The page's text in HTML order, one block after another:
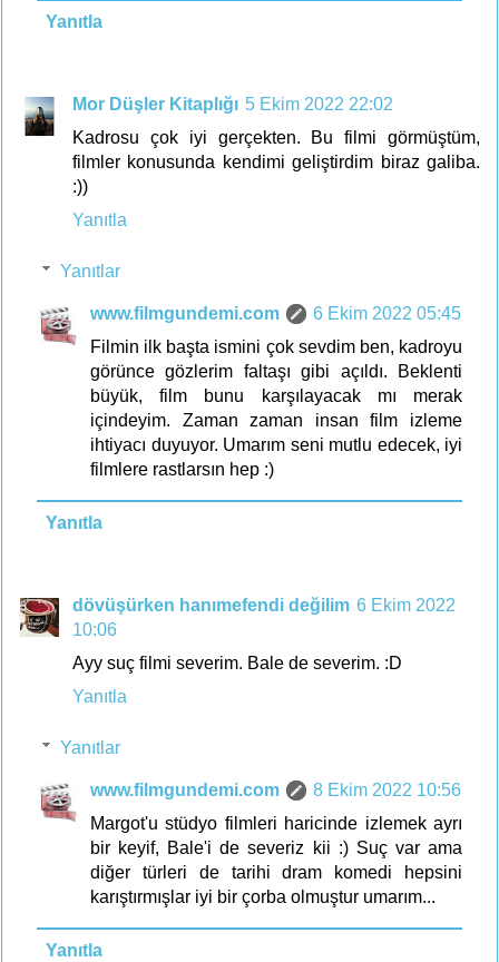
Yanıtla
Mor Düşler Kitaplığı 5 Ekim 2022 22:02
Kadrosu çok iyi gerçekten. Bu filmi görmüştüm,
filmler konusunda kendimi geliştirdim biraz galiba.
:))
Yanıtla
Yanıtlar
www.filmgundemi.com
6 Ekim 2022 05:45
Filmin ilk başta ismini çok sevdim ben, kadroyu
görünce gözlerim faltaşı gibi açıldı. Beklenti
büyük, film bunu karşılayacak mı merak
içindeyim. Zaman zaman insan film izleme
ihtiyacı duyuyor. Umarım seni mutlu edecek, iyi
filmlere rastlarsın hep :)
Yanıtla
dövüşürken hanımefendi değilim 6 Ekim 2022
10:06
Ayy suç filmi severim. Bale de severim. :D
Yanıtla
Yanıtlar
www.filmgundemi.com
8 Ekim 2022 10:56
Margot'u stüdyo filmleri haricinde izlemek ayrı
bir keyif, Bale'i de severiz kii :) Suç var ama
diğer türleri de tarihi dram komedi hepsini
karıştırmışlar iyi bir çorba olmuştur umarım...
Yanıtla